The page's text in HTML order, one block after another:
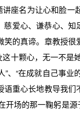
座名为让心和脸
爱心、谦恭心、知
的真谛。章教授
十颗心，无一不是
、“在成就自己事
重心长地教导我们
开场的那一鞠躬是